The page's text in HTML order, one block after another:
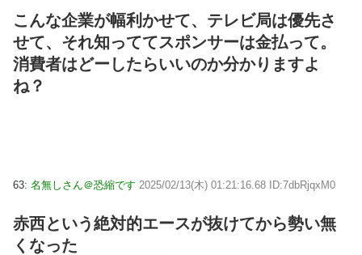
こんな企業が幅利かせて、テレビ局は優先さ
せて、それ知っててスポンサーは金払って。
消費者はどーしたらいいのか分かりますよ
ね？
63: 名無しさん＠恐縮です 2025/02/13(木) 01:21:16.68 ID:7dbRjqxM0
赤西という絶対的エースが抜けてから勢い無
くなった